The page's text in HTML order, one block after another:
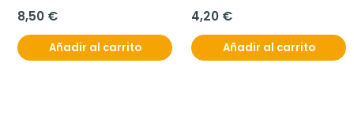
8,50 €
Añadir al carrito
4,20 €
Añadir al carrito